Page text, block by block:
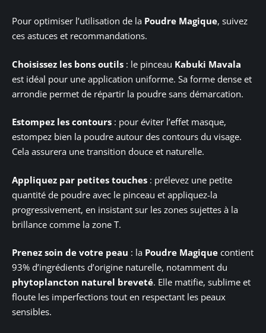
Pour optimiser l’utilisation de la Poudre Magique, suivez
ces astuces et recommandations.
Choisissez les bons outils : le pinceau Kabuki Mavala
est idéal pour une application uniforme. Sa forme dense et
arrondie permet de répartir la poudre sans démarcation.
Estompez les contours : pour éviter l’effet masque,
estompez bien la poudre autour des contours du visage.
Cela assurera une transition douce et naturelle.
Appliquez par petites touches : prélevez une petite
quantité de poudre avec le pinceau et appliquez-la
progressivement, en insistant sur les zones sujettes à la
brillance comme la zone T.
Prenez soin de votre peau : la Poudre Magique contient
93% d’ingrédients d’origine naturelle, notamment du
phytoplancton naturel breveté. Elle matifie, sublime et
floute les imperfections tout en respectant les peaux
sensibles.